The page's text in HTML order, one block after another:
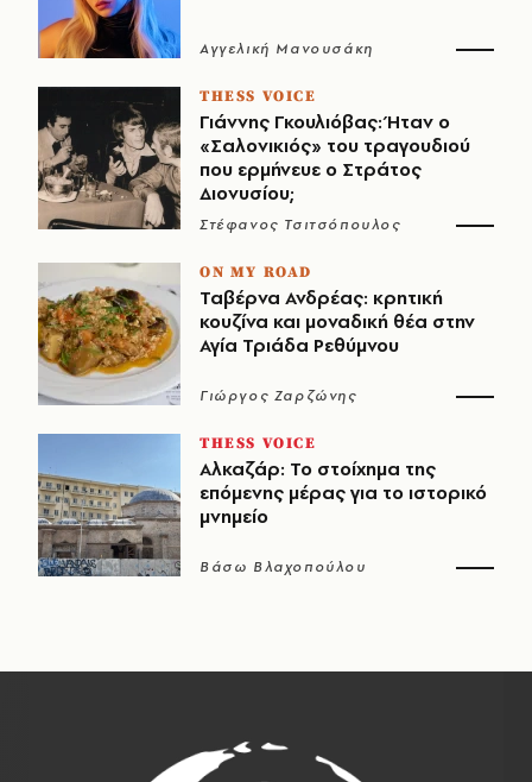
Αγγελική Μανουσάκη
THESS VOICE
Γιάννης Γκουλιόβας: Ήταν ο
«Σαλονικιός» του τραγουδιού
που ερμήνευε ο Στράτος
Διονυσίου;
Στέφανος Τσιτσόπουλος
ON MY ROAD
Ταβέρνα Ανδρέας: κρητική
κουζίνα και μοναδική θέα στην
Αγία Τριάδα Ρεθύμνου
Γιώργος Ζαρζώνης
THESS VOICE
Αλκαζάρ: Το στοίχημα της
επόμενης μέρας για το ιστορικό
μνημείο
Βάσω Βλαχοπούλου